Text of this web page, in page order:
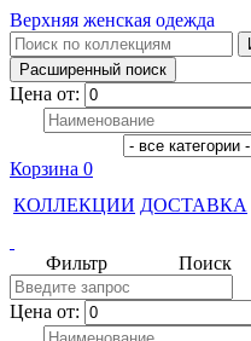
Верхняя женская одежда
Цена от:
Корзина 0
КОЛЛЕКЦИИ ДОСТАВКА
Поиск
Фильтр
Цена от: